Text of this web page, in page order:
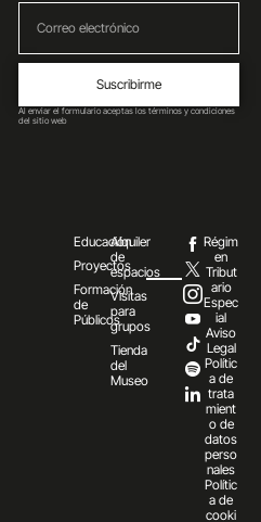
Suscribirme
Al enviar el formulario aceptas los términos y condiciones
del sitio web
Educación
Proyectos
Formación
de
Públicos
Alquiler
de
espacios
Visitas
para
grupos
Tienda
del
Museo
Régim
en
Tribut
ario
Espec
ial
Aviso
Legal
Polític
a de
trata
mient
o de
datos
perso
nales
Polític
a de
cooki